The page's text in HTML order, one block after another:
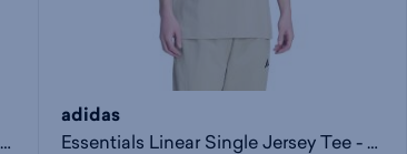
Natalja LS N - naisten pitkähihainen paita
adidas
Essentials Linear Single Jersey Tee - t-paita